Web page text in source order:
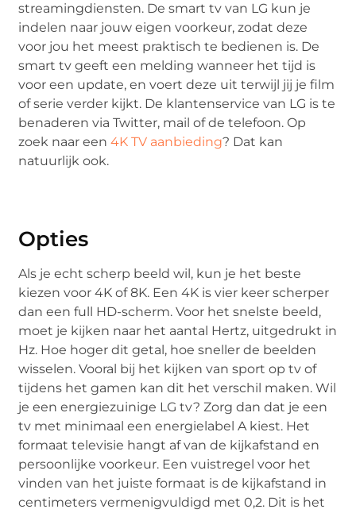
streamingdiensten. De smart tv van LG kun je
indelen naar jouw eigen voorkeur, zodat deze
voor jou het meest praktisch te bedienen is. De
smart tv geeft een melding wanneer het tijd is
voor een update, en voert deze uit terwijl jij je film
of serie verder kijkt. De klantenservice van LG is te
benaderen via Twitter, mail of de telefoon. Op
zoek naar een4K TV aanbieding? Dat kan
natuurlijk ook.
Opties
Als je echt scherp beeld wil, kun je het beste
kiezen voor 4K of 8K. Een 4K is vier keer scherper
dan een full HD-scherm. Voor het snelste beeld,
moet je kijken naar het aantal Hertz, uitgedrukt in
Hz. Hoe hoger dit getal, hoe sneller de beelden
wisselen. Vooral bij het kijken van sport op tv of
tijdens het gamen kan dit het verschil maken. Wil
je een energiezuinige LG tv? Zorg dan dat je een
tv met minimaal een energielabel A kiest. Het
formaat televisie hangt af van de kijkafstand en
persoonlijke voorkeur. Een vuistregel voor het
vinden van het juiste formaat is de kijkafstand in
centimeters vermenigvuldigd met 0,2. Dit is het